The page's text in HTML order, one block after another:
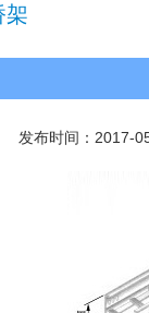
架
发布时间：2017-